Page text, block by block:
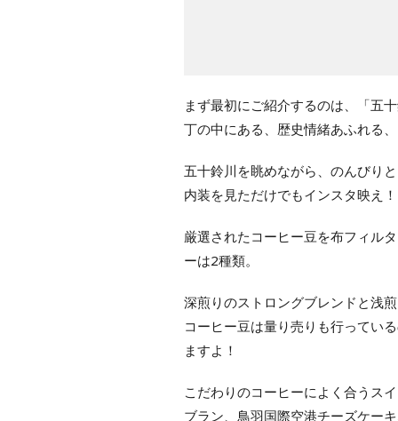
まず最初にご紹介するのは、「五
丁の中にある、歴史情緒あふれる
五十鈴川を眺めながら、のんびり
内装を見ただけでもインスタ映え！
厳選されたコーヒー豆を布フィル
ーは2種類。
深煎りのストロングブレンドと浅
コーヒー豆は量り売りも行ってい
ますよ！
こだわりのコーヒーによく合うス
ブラン、鳥羽国際空港チーズケー